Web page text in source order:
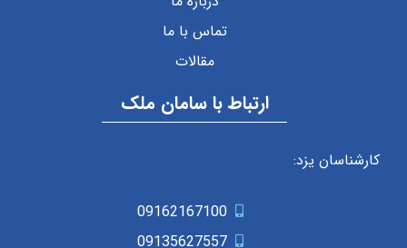
تماس با ما
مقالات
ارتباط با سامان ملک
کارشناسان یزد:
09162167100
09135627557